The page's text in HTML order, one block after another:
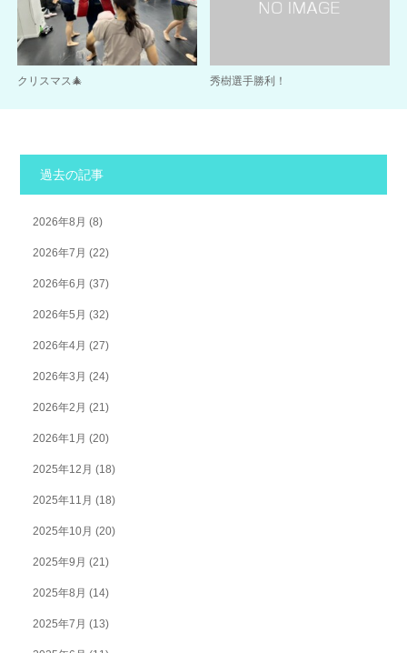
クリスマス🎄 秀樹選手勝利！
過去の記事
2026年8月 (8)
2026年7月 (22)
2026年6月 (37)
2026年5月 (32)
2026年4月 (27)
2026年3月 (24)
2026年2月 (21)
2026年1月 (20)
2025年12月 (18)
2025年11月 (18)
2025年10月 (20)
2025年9月 (21)
2025年8月 (14)
2025年7月 (13)